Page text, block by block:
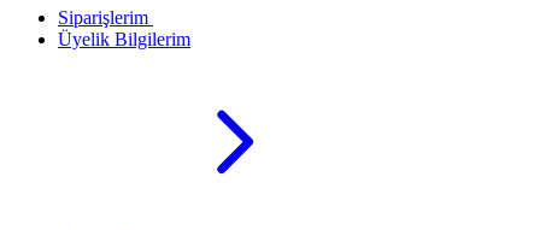
Siparişlerim
Üyelik Bilgilerim